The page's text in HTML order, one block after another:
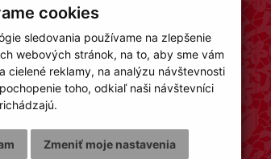
cookies
sledovania používame na zlepšenie
webových stránok, na to, aby sme vám
cielené reklamy, na analýzu návštevnosti
toho, odkiaľ naši návštevníci
Zmeniť moje nastavenia